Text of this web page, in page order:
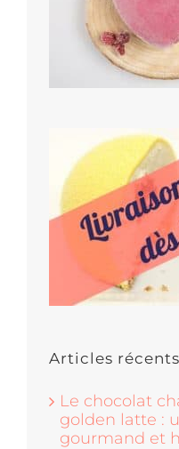
Articles récents
Le chocolat
golden latte :
gourmand et